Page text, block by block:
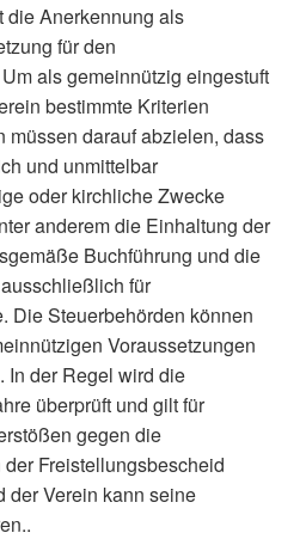
die Anerkennung als
für den
als gemeinnützig eingestuft
bestimmte Kriterien
müssen darauf abzielen, dass
und unmittelbar
oder kirchliche Zwecke
anderem die Einhaltung der
Buchführung und die
für
Die Steuerbehörden können
Voraussetzungen
In der Regel wird die
überprüft und gilt für
gegen die
Freistellungsbescheid
der Verein kann seine